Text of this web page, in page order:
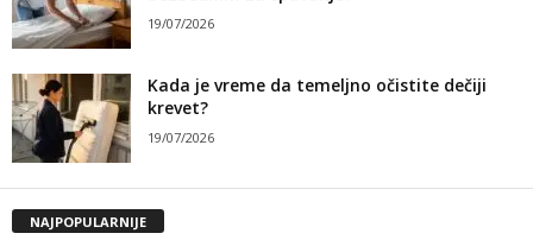
19/07/2026
Kada je vreme da temeljno očistite dečiji
krevet?
19/07/2026
NAJPOPULARNIJE